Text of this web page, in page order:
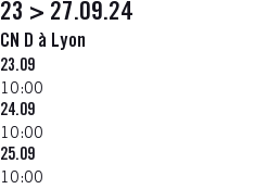
23 > 27.09.24
CN D à Lyon
23.09
10:00
24.09
10:00
25.09
10:00